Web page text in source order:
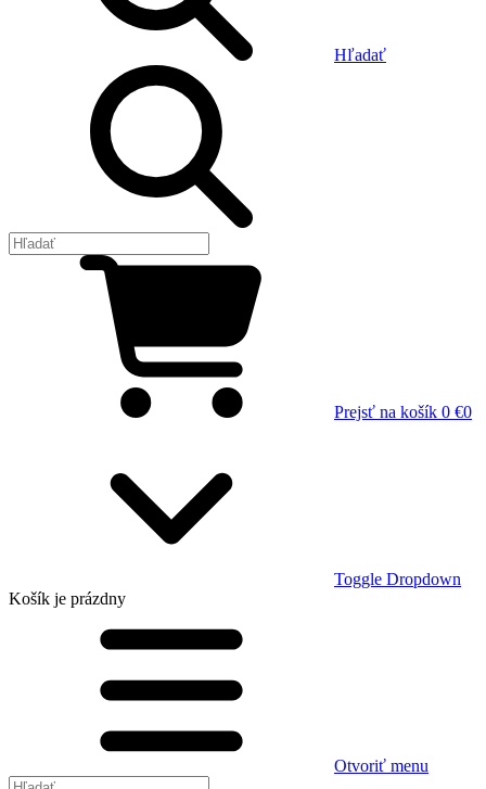
Hľadať
Prejsť na košík 0 €0
Toggle Dropdown
Košík je prázdny
Otvoriť menu